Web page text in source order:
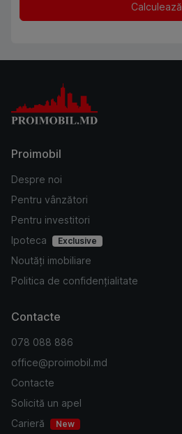
Calculează
Proimobil
Despre noi
Pentru vânzători
Pentru investitori
Ipoteca
Exclusive
Noutăți imobiliare
Politica de confidențialitate
Contacte
078 088 886
office@proimobil.md
Contacte
Solicită un apel
Carieră
New